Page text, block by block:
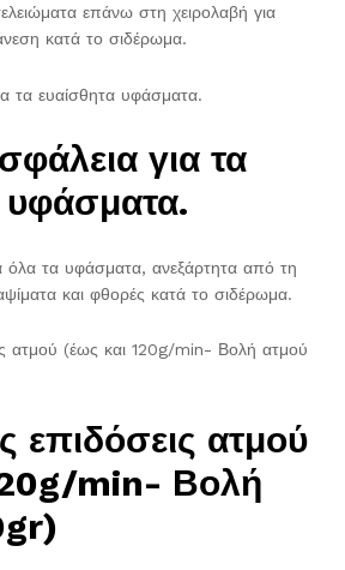
επάνω στη χειρολαβή για
κατά το σιδέρωμα.
για τα
υφάσματα.
όλα τα υφάσματα, ανεξάρτητα από τη
και φθορές κατά το σιδέρωμα.
επιδόσεις ατμού
min- Βολή